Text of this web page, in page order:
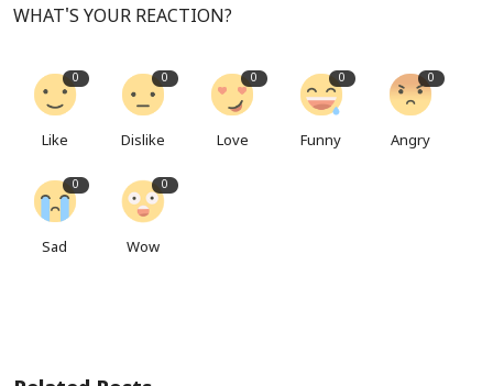
WHAT'S YOUR REACTION?
0
Like
0
Dislike
0
Love
0
Funny
0
Angry
0
Sad
0
Wow